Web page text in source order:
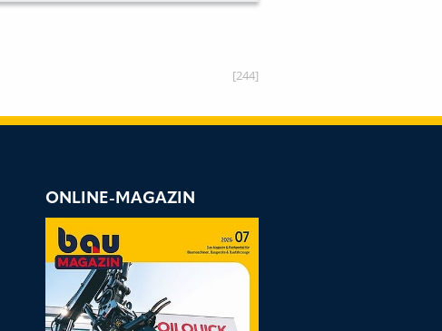
[244]
ONLINE-MAGAZIN